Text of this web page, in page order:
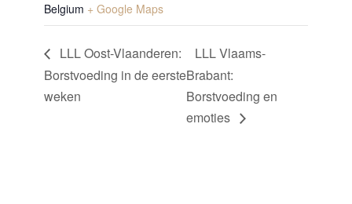
Belgium + Google Maps
LLL Oost-Vlaanderen:
Borstvoeding in de eerste
weken
LLL Vlaams-
Brabant:
Borstvoeding en
emoties